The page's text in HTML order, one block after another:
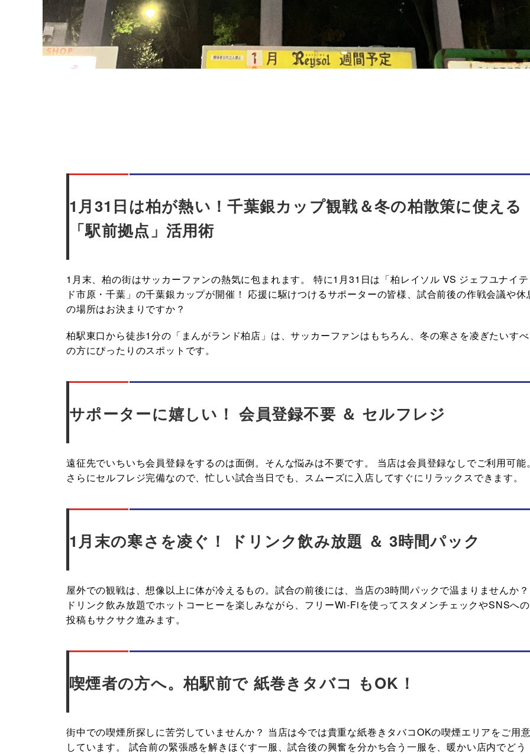
1月31日は柏が熱い！千葉銀カップ観戦＆冬の柏散策に使える
「駅前拠点」活用術
1月末、柏の街はサッカーファンの熱気に包まれます。 特に1月31日は「柏レイソル VS ジェフユナイ
ド市原・千葉」の千葉銀カップが開催！ 応援に駆けつけるサポーターの皆様、試合前後の作戦会議や休
の場所はお決まりですか？
柏駅東口から徒歩1分の「まんがランド柏店」は、サッカーファンはもちろん、冬の寒さを凌ぎたいす
の方にぴったりのスポットです。
サポーターに嬉しい！ 会員登録不要 ＆ セルフレジ
遠征先でいちいち会員登録をするのは面倒。そんな悩みは不要です。 当店は会員登録なしでご利用可能
さらにセルフレジ完備なので、忙しい試合当日でも、スムーズに入店してすぐにリラックスできます。
1月末の寒さを凌ぐ！ ドリンク飲み放題 ＆ 3時間パック
屋外での観戦は、想像以上に体が冷えるもの。試合の前後には、当店の3時間パックで温まりませんか？
ドリンク飲み放題でホットコーヒーを楽しみながら、フリーWi-Fiを使ってスタメンチェックやSNSへの
投稿もサクサク進みます。
喫煙者の方へ。柏駅前で 紙巻きタバコ もOK！
街中での喫煙所探しに苦労していませんか？ 当店は今では貴重な紙巻きタバコOKの喫煙エリアをご用
しています。 試合前の緊張感を解きほぐす一服、試合後の興奮を分かち合う一服を、暖かい店内でどう